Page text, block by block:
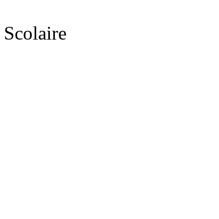
Scolaire